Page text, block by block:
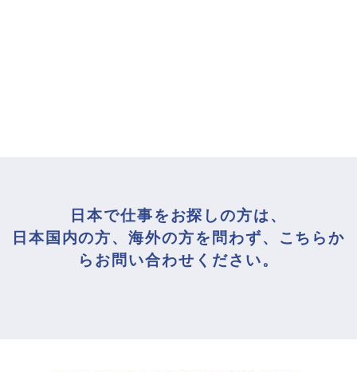
日本で仕事をお探しの方は、
日本国内の方、海外の方を問わず、こちらか
らお問い合わせください。